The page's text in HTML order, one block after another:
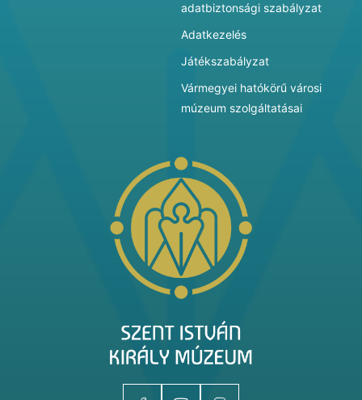
adatbiztonsági szabályzat
Adatkezelés
Játékszabályzat
Vármegyei hatókörű városi
múzeum szolgáltatásai